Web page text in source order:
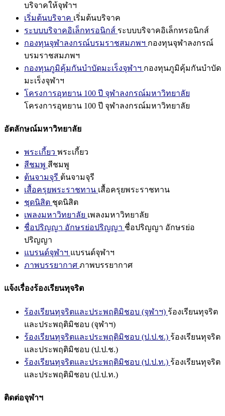
บริจาคให้จุฬาฯ
เริ่มต้นบริจาค เริ่มต้นบริจาค
ระบบบริจาคอิเล็กทรอนิกส์ ระบบบริจาคอิเล็กทรอนิกส์
กองทุนจุฬาลงกรณ์บรมราชสมภพฯ กองทุนจุฬาลงกรณ์
บรมราชสมภพฯ
กองทุนภูมิคุ้มกันบำบัดมะเร็งจุฬาฯ กองทุนภูมิคุ้มกันบำบัด
มะเร็งจุฬาฯ
โครงการอุทยาน 100 ปี จุฬาลงกรณ์มหาวิทยาลัย
โครงการอุทยาน 100 ปี จุฬาลงกรณ์มหาวิทยาลัย
อัตลักษณ์มหาวิทยาลัย
พระเกี้ยว พระเกี้ยว
สีชมพู สีชมพู
ต้นจามจุรี ต้นจามจุรี
เสื้อครุยพระราชทาน เสื้อครุยพระราชทาน
ชุดนิสิต ชุดนิสิต
เพลงมหาวิทยาลัย เพลงมหาวิทยาลัย
ชื่อปริญญา อักษรย่อปริญญา ชื่อปริญญา อักษรย่อ
ปริญญา
แบรนด์จุฬาฯ แบรนด์จุฬาฯ
ภาพบรรยากาศ ภาพบรรยากาศ
แจ้งเรื่องร้องเรียนทุจริต
ร้องเรียนทุจริตและประพฤติมิชอบ (จุฬาฯ) ร้องเรียนทุจริต
และประพฤติมิชอบ (จุฬาฯ)
ร้องเรียนทุจริตและประพฤติมิชอบ (ป.ป.ช.) ร้องเรียนทุจริต
และประพฤติมิชอบ (ป.ป.ช.)
ร้องเรียนทุจริตและประพฤติมิชอบ (ป.ป.ท.) ร้องเรียนทุจริต
และประพฤติมิชอบ (ป.ป.ท.)
ติดต่อจุฬาฯ